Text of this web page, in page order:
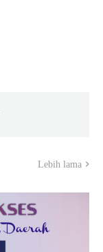
Lebih lama